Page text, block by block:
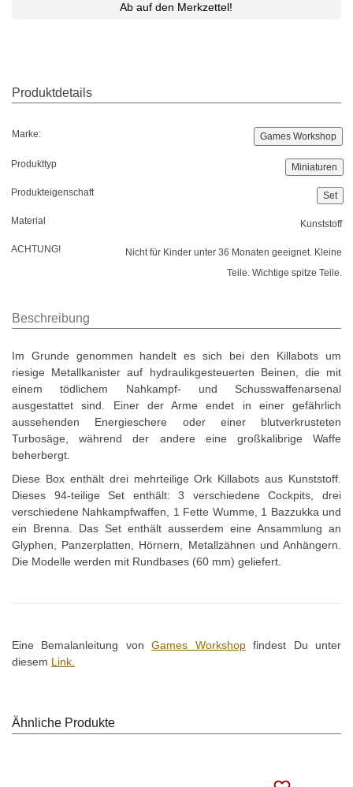
Marke: Games Workshop
Produkttyp Miniaturen
Produkteigenschaft Set
Material Kunststoff
ACHTUNG!
Nicht für Kinder unter 36 Monaten geeignet. Kleine
Teile. Wichtige spitze Teile.
Ab auf den Merkzettel!
Beschreibung
Im Grunde genommen handelt es sich bei den Killabots um
riesige Metallkanister auf hydraulikgesteuerten Beinen, die mit
einem tödlichem Nahkampf- und Schusswaffenarsenal
ausgestattet sind. Einer der Arme endet in einer gefährlich
aussehenden Energieschere oder einer blutverkrusteten
Turbosäge, während der andere eine großkalibrige Waffe
beherbergt.
Diese Box enthält drei mehrteilige Ork Killabots aus Kunststoff.
Dieses 94-teilige Set enthält: 3 verschiedene Cockpits, drei
verschiedene Nahkampfwaffen, 1 Fette Wumme, 1 Bazzukka und
ein Brenna. Das Set enthält ausserdem eine Ansammlung an
Glyphen, Panzerplatten, Hörnern, Metallzähnen und Anhängern.
Die Modelle werden mit Rundbases (60 mm) geliefert.
Eine Bemalanleitung vonGames Workshopfindest Du unter
diesem Link.
Ähnliche Produkte